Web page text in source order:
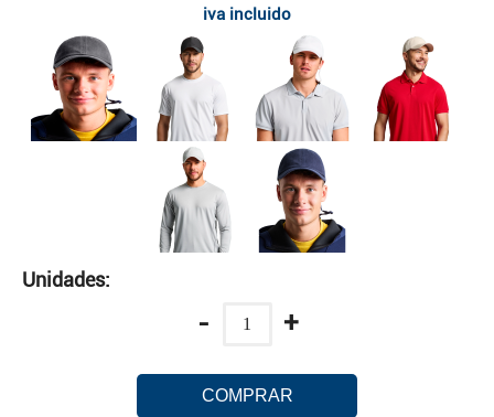
iva incluido
Unidades:
- +
COMPRAR